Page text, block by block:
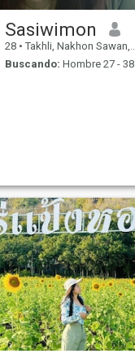
Sasiwimon
28 • Takhli, Nakhon Sawan, Tailandia
Buscando: Hombre 27 - 38